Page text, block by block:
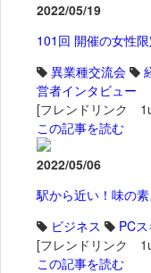
2022/05/19
101回 開催の女性
異業種交流会
営者インタビュー
[フレンドリンク
この記事を読む
2022/05/06
駅から近い！味の
ビジネス
PC
[フレンドリンク
この記事を読む